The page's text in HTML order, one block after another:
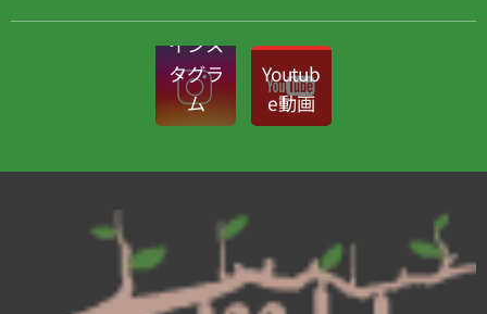
インス
タグラ
ム
Youtub
e動画